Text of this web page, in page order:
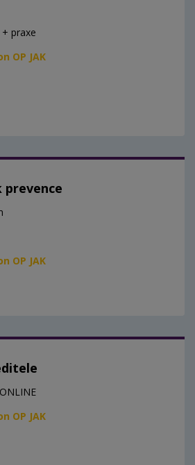
praxe
OP JAK
prevence
OP JAK
OP JAK